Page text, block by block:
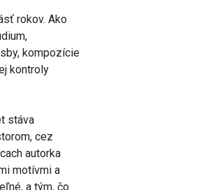
rokov. Ako
kompozície
kontroly
stáva
cez
autorka
motívmi a
a tým, čo